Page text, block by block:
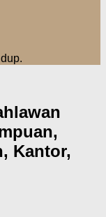
Kantor,